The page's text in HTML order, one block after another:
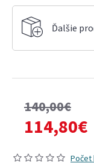
Ďalšie
Počet
140,00€
114,80€